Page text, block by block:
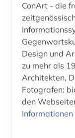
hamburg (1)
ConArt - die
Design und
zu mehr als
Architekten,
Fotografen: biografische Informationen Links zu
den
Informationen